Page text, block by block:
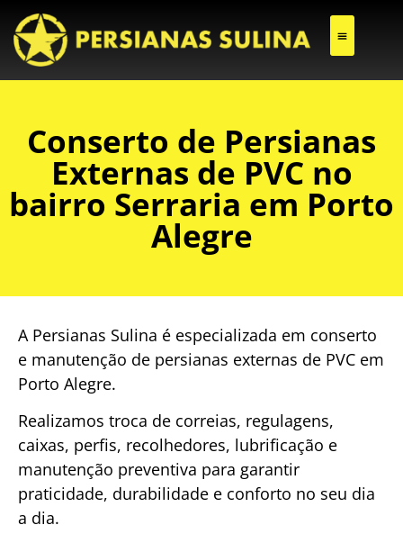
Conserto de Persianas
Externas de PVC no
bairro Serraria em Porto
Alegre
A Persianas Sulina é especializada em conserto
e manutenção de persianas externas de PVC em
Porto Alegre.
Realizamos troca de correias, regulagens,
caixas, perfis, recolhedores, lubrificação e
manutenção preventiva para garantir
praticidade, durabilidade e conforto no seu dia
a dia.